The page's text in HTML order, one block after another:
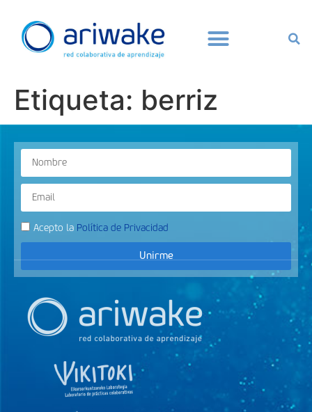
Etiqueta: berriz
Acepto la Política de Privacidad
Unirme